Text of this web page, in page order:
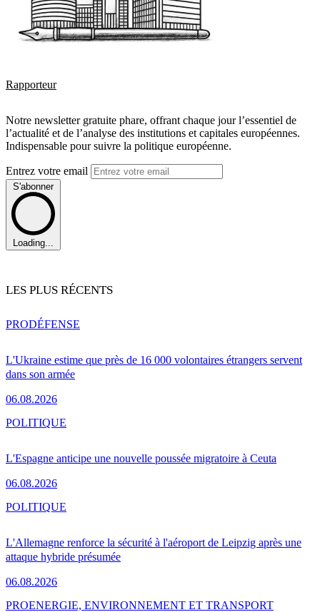
Rapporteur
Notre newsletter gratuite phare, offrant chaque jour l’essentiel de
l’actualité et de l’analyse des institutions et capitales européennes.
Indispensable pour suivre la politique européenne.
Entrez votre email
S'abonner
Loading...
LES PLUS RÉCENTS
L'Ukraine estime que près de 16 000 volontaires étrangers servent
dans son armée
06.08.2026
PRODÉFENSE
L'Espagne anticipe une nouvelle poussée migratoire à Ceuta
06.08.2026
POLITIQUE
L'Allemagne renforce la sécurité à l'aéroport de Leipzig après une
attaque hybride présumée
06.08.2026
POLITIQUE
PROENERGIE, ENVIRONNEMENT ET TRANSPORT